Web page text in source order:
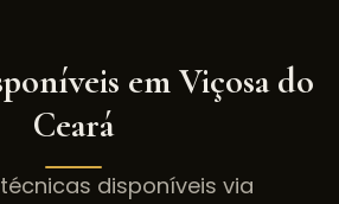
emViçosa do
Ceará
disponíveis via